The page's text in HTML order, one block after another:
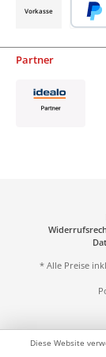
Vorkasse
Partner
* Alle Preise
Diese Website